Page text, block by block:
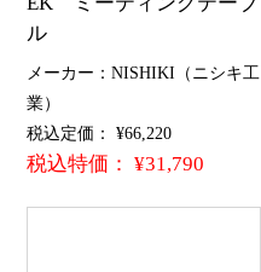
ル
メーカー：NISHIKI（ニシキ工
業）
税込定価： ¥66,220
税込特価： ¥31,790